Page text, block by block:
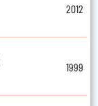
2012
1999